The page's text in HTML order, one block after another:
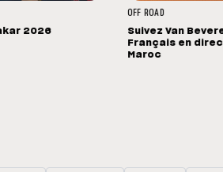
2026
OFF ROAD
Suivez Van
Français en
Maroc